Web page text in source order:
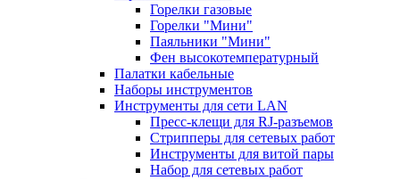
Горелки газовые
Горелки "Мини"
Паяльники "Мини"
Фен высокотемпературный
Палатки кабельные
Наборы инструментов
Инструменты для сети LAN
Пресс-клещи для RJ-разъемов
Стрипперы для сетевых работ
Инструменты для витой пары
Набор для сетевых работ